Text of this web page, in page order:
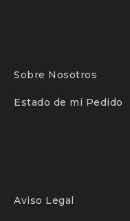
Sobre Nosotros
Estado de mi Pedido
Aviso Legal